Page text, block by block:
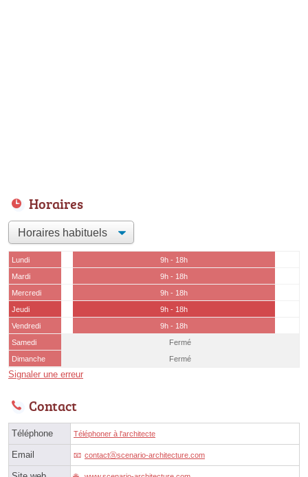
Horaires
Lundi
9h - 18h
Mardi
9h - 18h
Mercredi
9h - 18h
Jeudi
9h - 18h
Vendredi
9h - 18h
Samedi
Fermé
Dimanche
Fermé
Signaler une erreur
Contact
Téléphone Téléphoner à l'architecte
Email contactⓐscenario-architecture.com